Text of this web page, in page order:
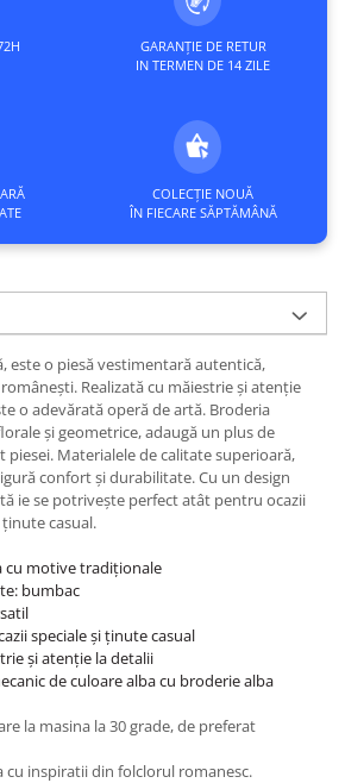
GARANȚIE DE RETUR
IN TERMEN DE 14 ZILE
COLECȚIE NOUĂ
ÎN FIECARE SĂPTĂMÂNĂ
este o piesă vestimentară autentică,
Realizată cu măiestrie și atenție
o adevărată operă de artă. Broderia
și geometrice, adaugă un plus de
piesei. Materialele de calitate superioară,
confort și durabilitate. Cu un design
ie se potrivește perfect atât pentru ocazii
casual.
cu motive tradiționale
bumbac
speciale și ținute casual
și atenție la detalii
de culoare alba cu broderie alba
la masina la 30 grade, de preferat
cu inspiratii din folclorul romanesc.